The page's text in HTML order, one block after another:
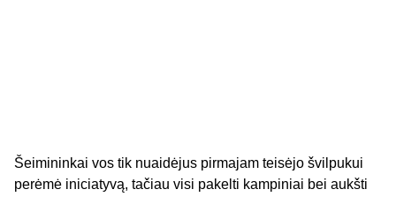
Šeimininkai vos tik nuaidėjus pirmajam teisėjo švilpukui
perėmė iniciatyvą, tačiau visi pakelti kampiniai bei aukšti